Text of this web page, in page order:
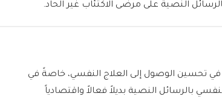
النصية على مرضى الاكتئاب غير الحاد.
في تحسين الوصول إلى العلاج النفسي، خاصةً في
بالرسائل النصية بديلاً فعالاً واقتصادياً